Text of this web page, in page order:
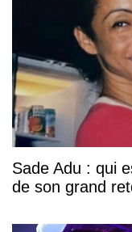
Sade Adu : qui
de son grand